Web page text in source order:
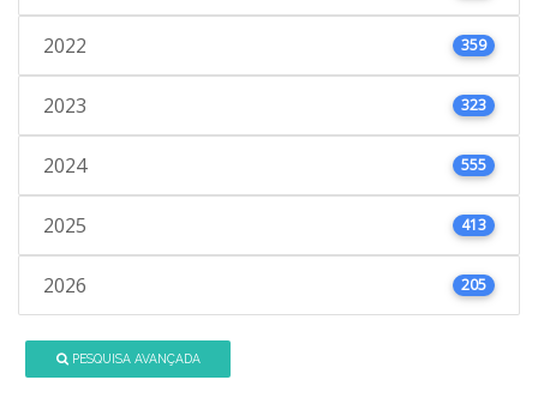
2022 359
2023 323
2024 555
2025 413
2026 205
PESQUISA AVANÇADA